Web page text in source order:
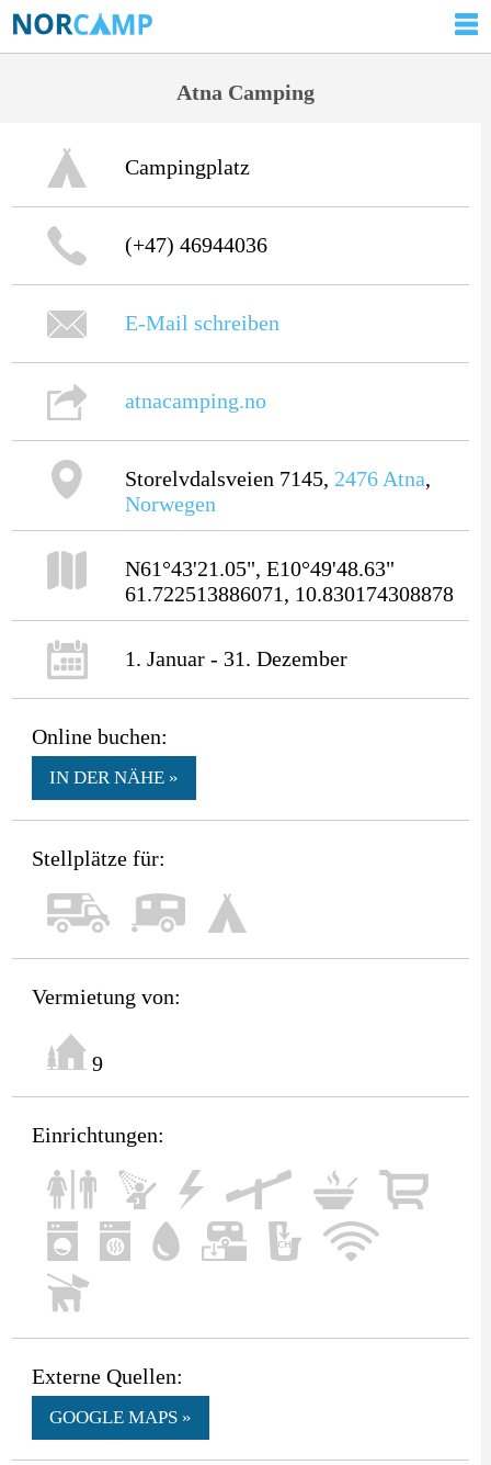
Atna Camping
Campingplatz
(+47) 46944036
E-Mail schreiben
atnacamping.no
Storelvdalsveien 7145, 2476 Atna,
Norwegen
N61°43'21.05", E10°49'48.63"
61.722513886071, 10.830174308878
1. Januar - 31. Dezember
Online buchen:
IN DER NÄHE »
Stellplätze für:
Vermietung von:
9
Einrichtungen:
Externe Quellen:
GOOGLE MAPS »